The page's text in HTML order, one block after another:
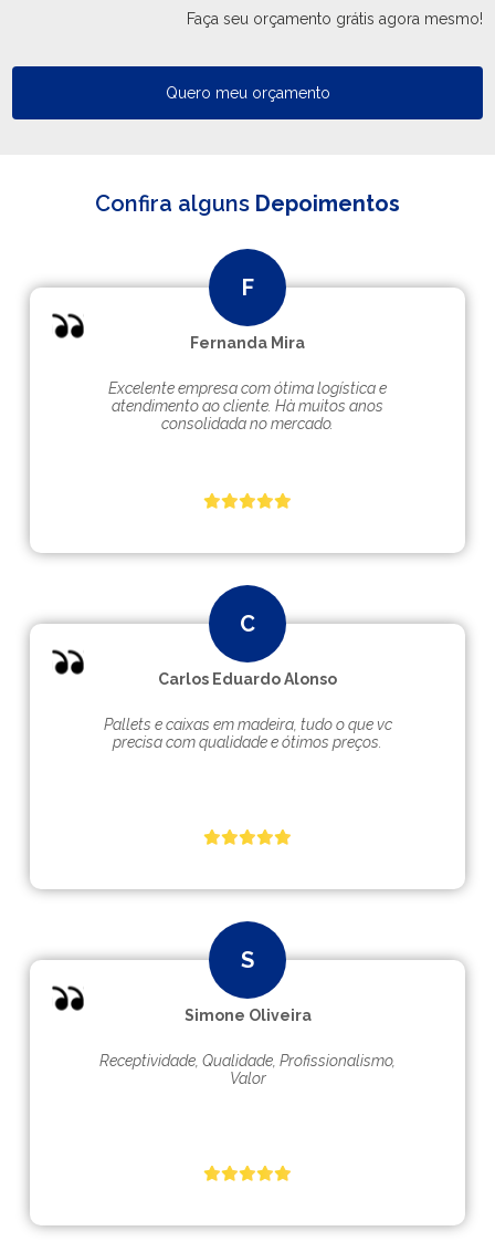
Faça seu orçamento grátis agora mesmo!
Quero meu orçamento
Confira alguns Depoimentos
Fernanda Mira
Excelente empresa com ótima logística e
atendimento ao cliente. Hà muitos anos
consolidada no mercado.
Carlos Eduardo Alonso
Pallets e caixas em madeira, tudo o que vc
precisa com qualidade e ótimos preços.
Simone Oliveira
Receptividade, Qualidade, Profissionalismo,
Valor